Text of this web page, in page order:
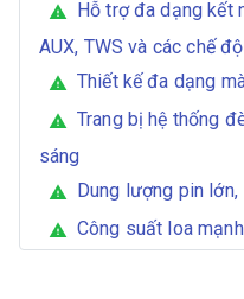
warning
Hỗ trợ đa dạng kết
AUX, TWS và các chế
warning Thiết kế đa dạng
warning
Trang bị hệ thống
sáng
warning Dung lượng pin
warning Công suất loa